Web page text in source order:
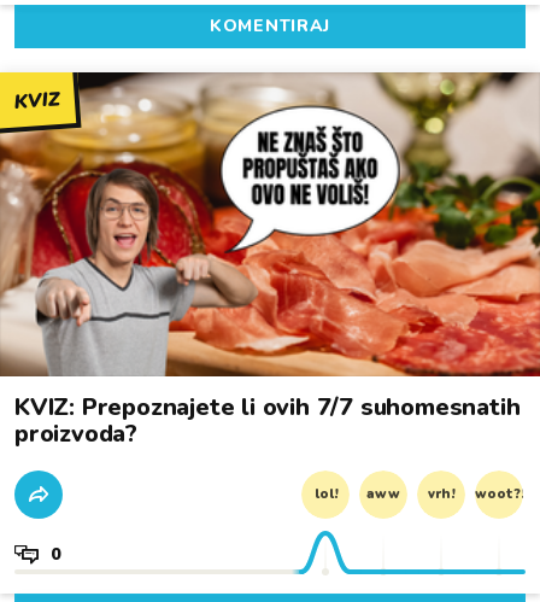
KOMENTIRAJ
KVIZ
KVIZ: Prepoznajete li ovih 7/7 suhomesnatih
proizvoda?
lol! aww vrh! woot?!
0